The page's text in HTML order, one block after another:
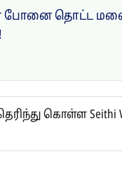
தொட்ட
கொள்ள Seithi